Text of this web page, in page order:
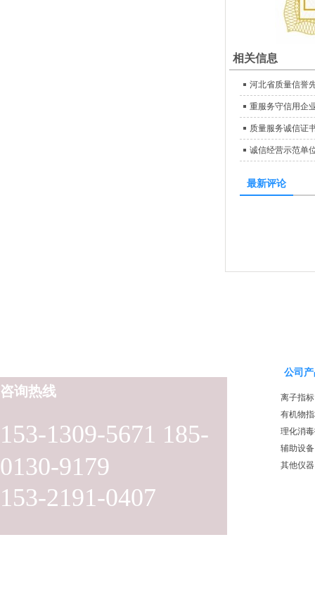
相关信息
河北省质量信誉
重服务守信用企
质量服务诚信证
诚信经营示范单
最新评论
153-1309-5671 185-
0130-9179
153-2191-0407
咨询热线
公司
离子指标
有机物
理化消
辅助设备
其他仪器